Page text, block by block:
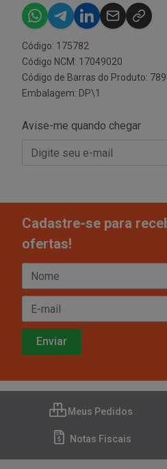
Código: 175782
Código NCM: 17049020
Código de Barras do Produto:
Embalagem: DP\1
Avise-me quando chegar
Cadastre-se para
ofertas!
Meus Pedidos
Notas Fiscais